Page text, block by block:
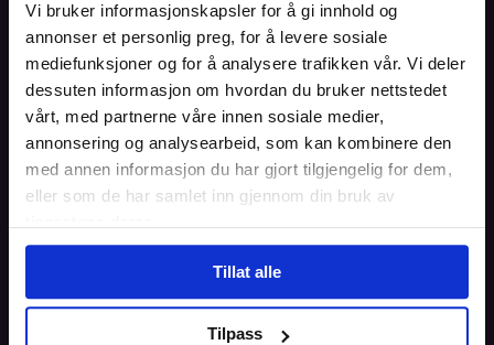
Vi bruker informasjonskapsler for å gi innhold og
annonser et personlig preg, for å levere sosiale
mediefunksjoner og for å analysere trafikken vår. Vi deler
dessuten informasjon om hvordan du bruker nettstedet
vårt, med partnerne våre innen sosiale medier,
annonsering og analysearbeid, som kan kombinere den
med annen informasjon du har gjort tilgjengelig for dem,
eller som de har samlet inn gjennom din bruk av
Tillat alle
Tilpass
Forside
Informasjon
Blogg
Brukeravtale
Personvern